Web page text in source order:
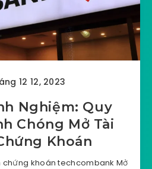
12 12, 2023
Nghiệm: Quy
Chóng Mở Tài
Khoán
chứng khoán techcombank Mở